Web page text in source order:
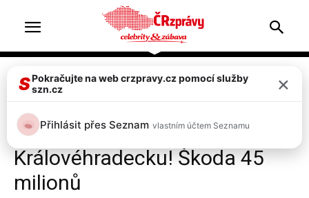
Zprávy
VIDEO: Rozsáhlý požár
drůbežárny v Košíčkách na
Královéhradecku! Škoda 45
milionů
SPokračujte na web crzpravy.cz pomocí služby
szn.cz
×
Přihlásit přes Seznam vlastním účtem Seznamu